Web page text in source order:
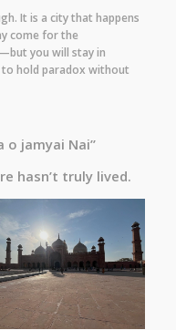
It is a city that happens
come for the
you will stay in
hold paradox without
o jamyai Nai”
hasn’t truly lived.